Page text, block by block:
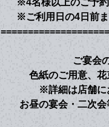
※ご利用日の4日前ま
ご宴会
色紙のご用意、花
※詳細は店舗に
お昼の宴会・二次会